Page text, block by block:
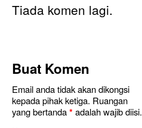
Tiada komen lagi.
Buat Komen
Email anda tidak akan dikongsi
kepada pihak ketiga. Ruangan
yang bertanda*adalah wajib diisi.